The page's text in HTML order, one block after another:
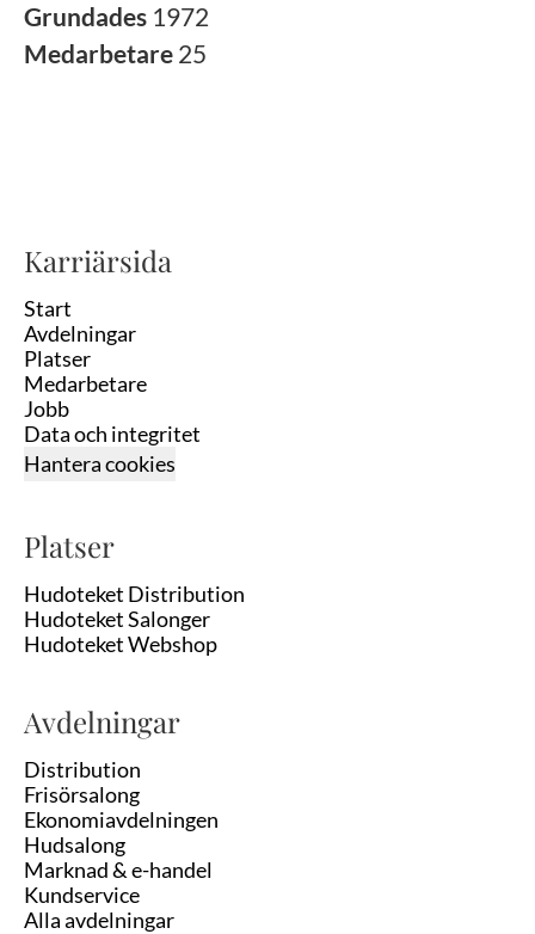
Grundades 1972
Medarbetare 25
Karriärsida
Start
Avdelningar
Platser
Medarbetare
Jobb
Data och integritet
Hantera cookies
Platser
Hudoteket Distribution
Hudoteket Salonger
Hudoteket Webshop
Avdelningar
Distribution
Frisörsalong
Ekonomiavdelningen
Hudsalong
Marknad & e-handel
Kundservice
Alla avdelningar